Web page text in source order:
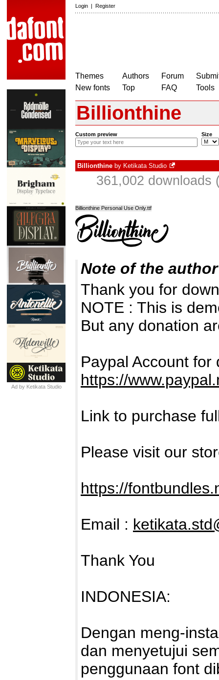
Login | Register
Themes
New fonts
Authors
Top
Forum
FAQ
Tools
Ad by Ketikata Studio
Billionthine
Custom preview Size
Billionthine by Ketikata Studio
361,002 downloads
Billionthine Personal Use Only.ttf
Note of the author
Thank you for
NOTE : This is
But any donation
Paypal Account for
https://
Link to purchase
Please visit our
https://
Email :
Thank You
INDONESIA:
Dengan meng-
dan menyetujui
penggunaan font